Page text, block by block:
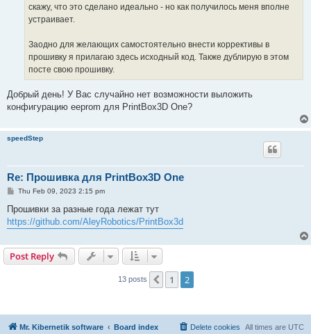
скажу, что это сделано идеально - но как получилось меня вполне
устраивает.
Заодно для желающих самостоятельно внести коррективы в
прошивку я прилагаю здесь исходный код. Также дублирую в этом
посте свою прошивку.
Добрый день! У Вас случайно нет возможности выложить
конфигурацию eeprom для PrintBox3D One?
speedStep
Re: Прошивка для PrintBox3D One
P
s
Thu Feb 09, 2023 2:15 pm
Прошивки за разные года лежат тут
https://github.com/AleyRobotics/PrintBox3d
Post Reply
13 posts Previous
1 2
Mr. Kibernetik software Board index All times are UTC
Delete cookies